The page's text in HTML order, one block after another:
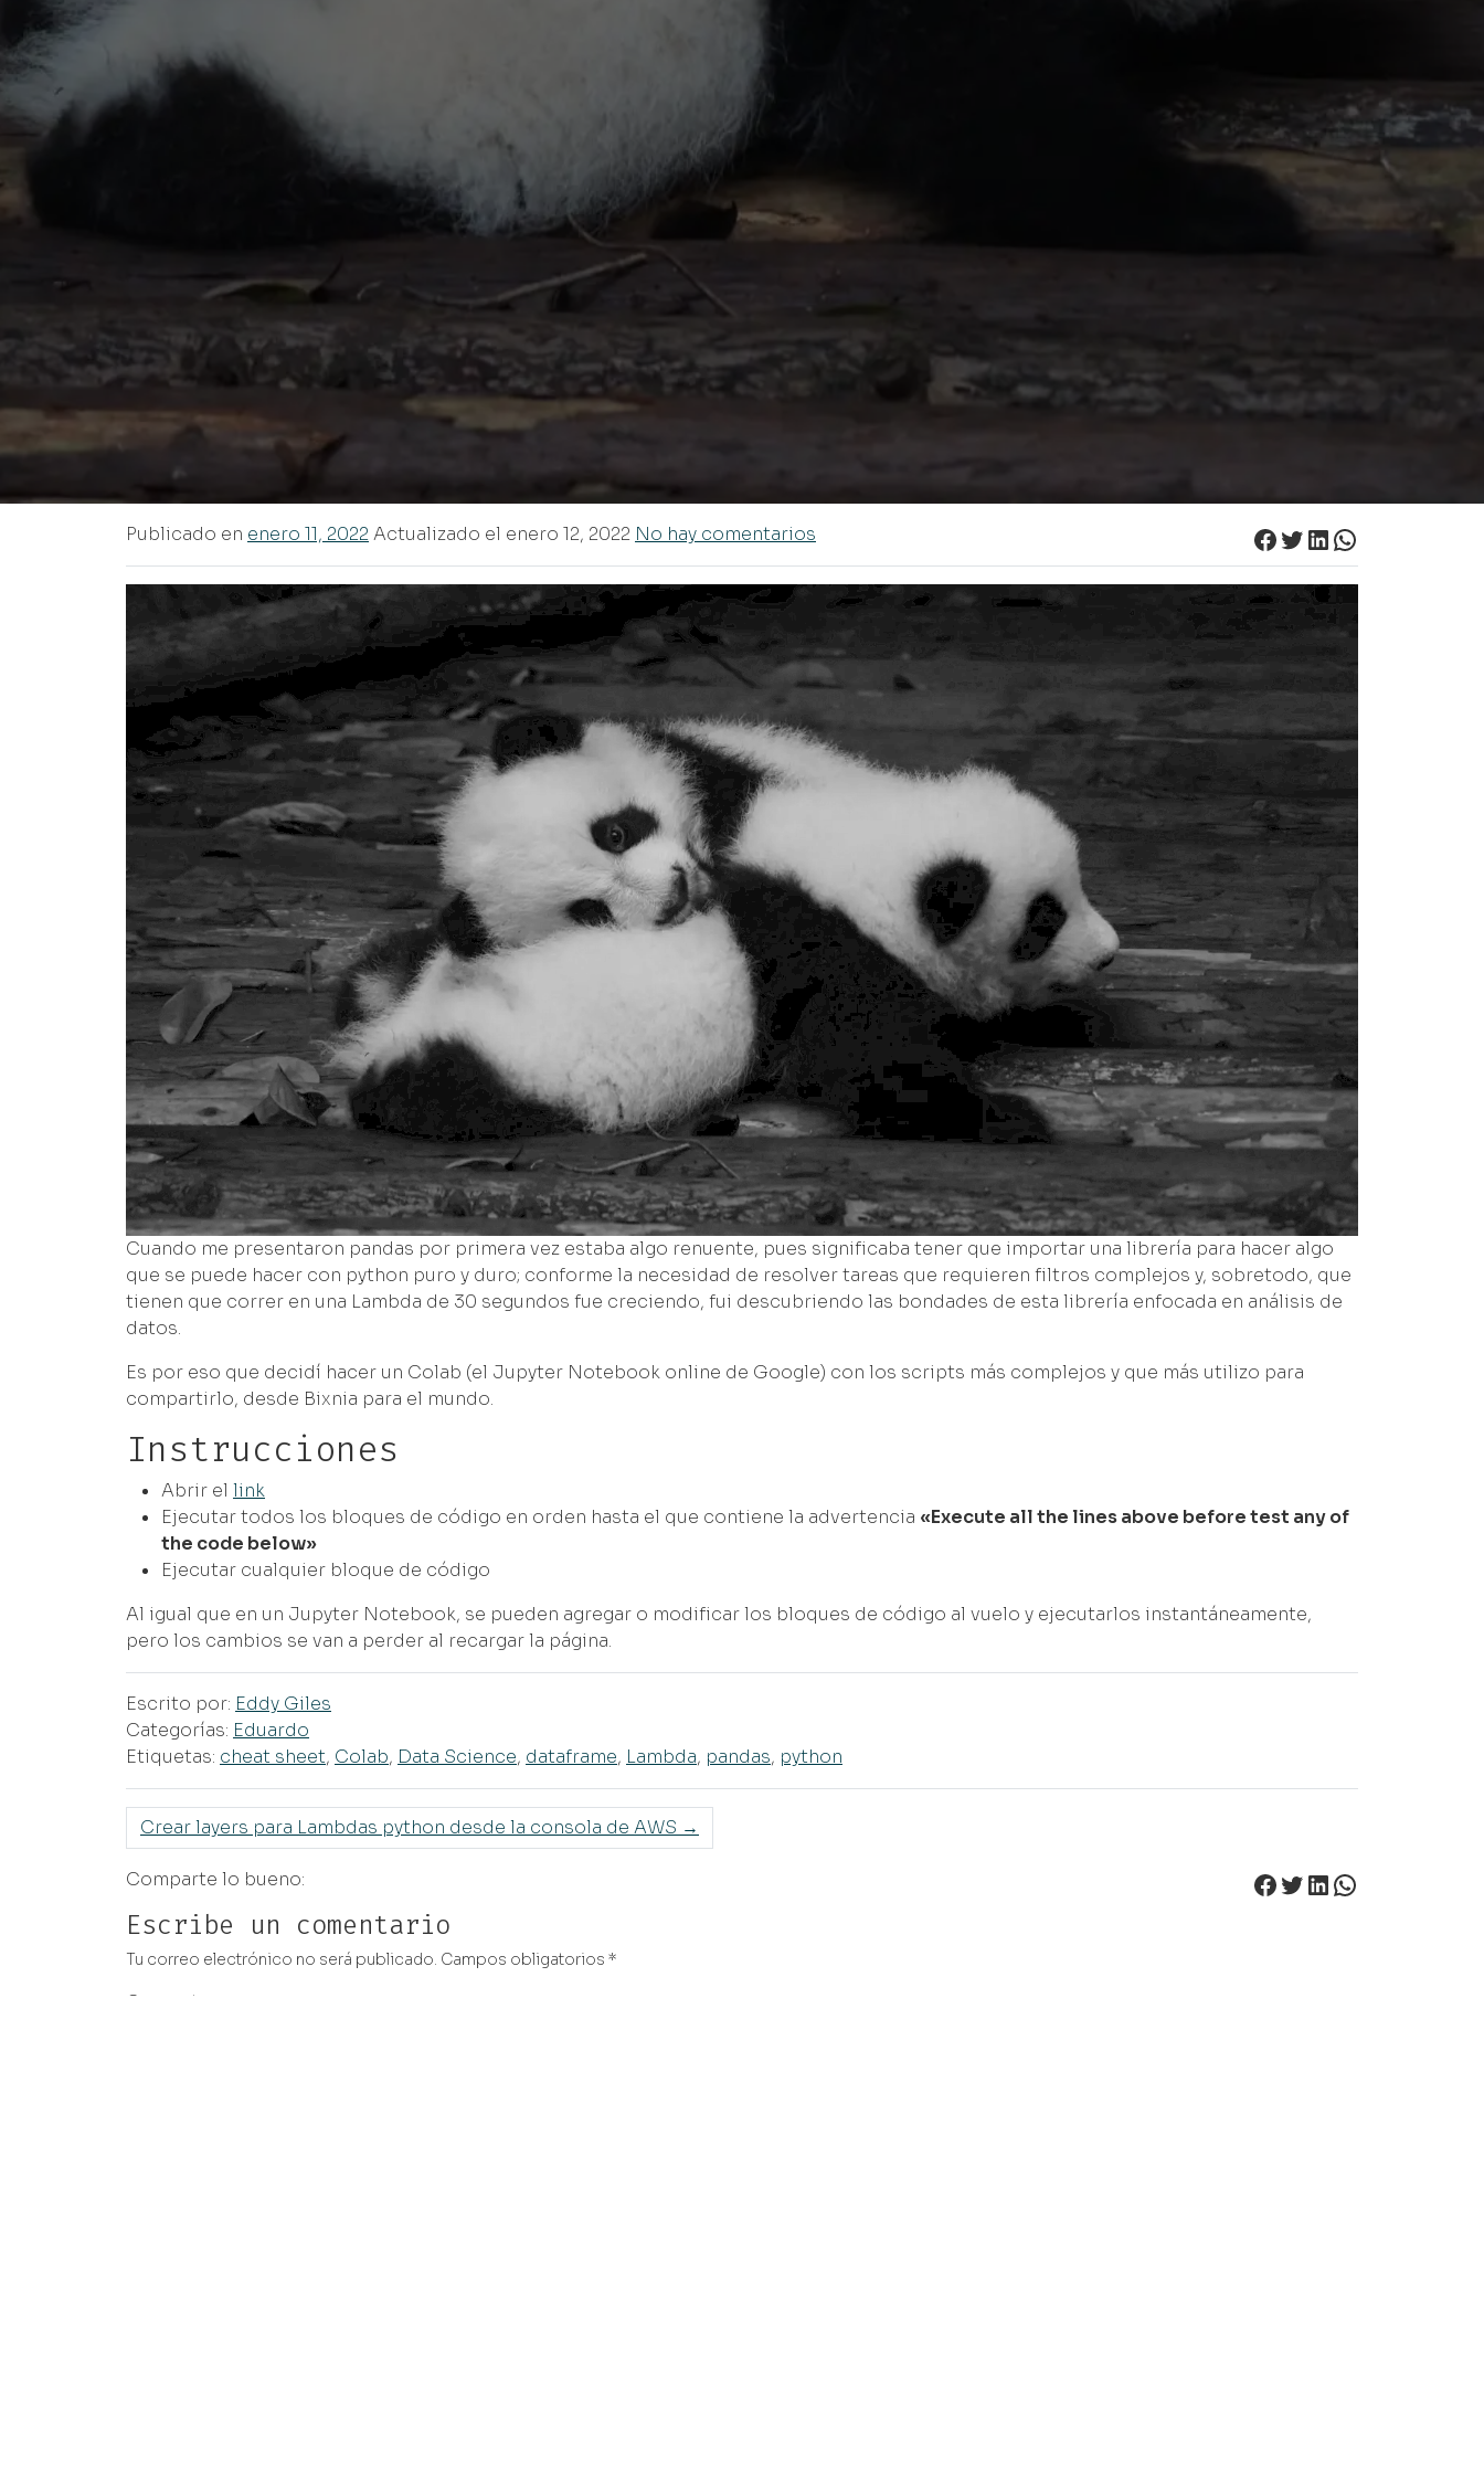
Facebook
Twitter
LinkedIn
WhatsApp
Publicado en enero 11, 2022Actualizado el enero 12, 2022 No hay comentarios
Cuando me presentaron pandas por primera vez estaba algo renuente, pues significaba tener que importar una librería para hacer algo
que se puede hacer con python puro y duro; conforme la necesidad de resolver tareas que requieren filtros complejos y, sobretodo, que
tienen que correr en una Lambda de 30 segundos fue creciendo, fui descubriendo las bondades de esta librería enfocada en análisis de
datos.
Es por eso que decidí hacer un Colab (el Jupyter Notebook online de Google) con los scripts más complejos y que más utilizo para
compartirlo, desde Bixnia para el mundo.
Instrucciones
Abrir el link
Ejecutar todos los bloques de código en orden hasta el que contiene la advertencia «Execute all the lines above before test any of
the code below»
Ejecutar cualquier bloque de código
Al igual que en un Jupyter Notebook, se pueden agregar o modificar los bloques de código al vuelo y ejecutarlos instantáneamente,
pero los cambios se van a perder al recargar la página.
Escrito por: Eddy Giles
Categorías: Eduardo
Etiquetas: cheat sheet, Colab, Data Science, dataframe, Lambda, pandas, python
Crear layers para Lambdas python desde la consola de AWS →
Facebook
Twitter
LinkedIn
WhatsApp
Comparte lo bueno:
Escribe un comentario
Tu correo electrónico no será publicado. Campos obligatorios *
Comentar